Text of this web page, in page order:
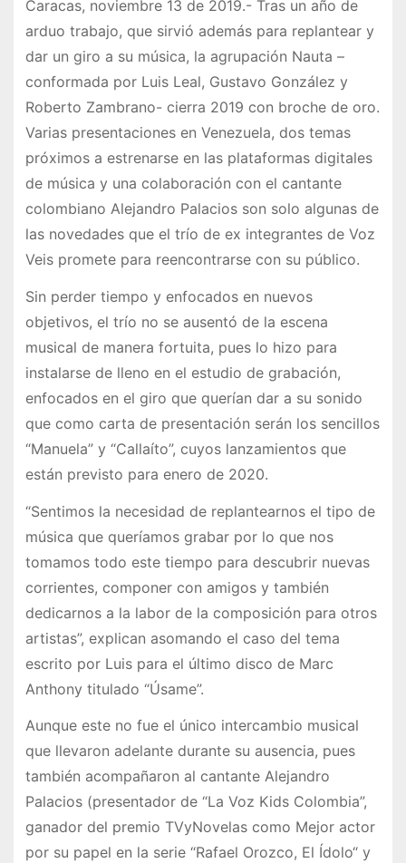
Caracas, noviembre 13 de 2019.- Tras un año de
arduo trabajo, que sirvió además para replantear y
dar un giro a su música, la agrupación Nauta –
conformada por Luis Leal, Gustavo González y
Roberto Zambrano- cierra 2019 con broche de oro.
Varias presentaciones en Venezuela, dos temas
próximos a estrenarse en las plataformas digitales
de música y una colaboración con el cantante
colombiano Alejandro Palacios son solo algunas de
las novedades que el trío de ex integrantes de Voz
Veis promete para reencontrarse con su público.
Sin perder tiempo y enfocados en nuevos
objetivos, el trío no se ausentó de la escena
musical de manera fortuita, pues lo hizo para
instalarse de lleno en el estudio de grabación,
enfocados en el giro que querían dar a su sonido
que como carta de presentación serán los sencillos
“Manuela” y “Callaíto”, cuyos lanzamientos que
están previsto para enero de 2020.
“Sentimos la necesidad de replantearnos el tipo de
música que queríamos grabar por lo que nos
tomamos todo este tiempo para descubrir nuevas
corrientes, componer con amigos y también
dedicarnos a la labor de la composición para otros
artistas”, explican asomando el caso del tema
escrito por Luis para el último disco de Marc
Anthony titulado “Úsame”.
Aunque este no fue el único intercambio musical
que llevaron adelante durante su ausencia, pues
también acompañaron al cantante Alejandro
Palacios (presentador de “La Voz Kids Colombia”,
ganador del premio TVyNovelas como Mejor actor
por su papel en la serie “Rafael Orozco, El Ídolo“ y